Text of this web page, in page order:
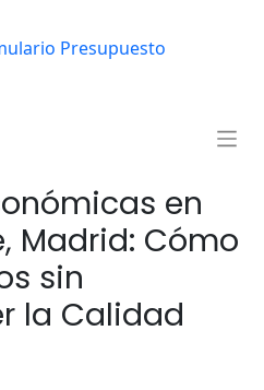
en
Madrid: Cómo
sin
la Calidad